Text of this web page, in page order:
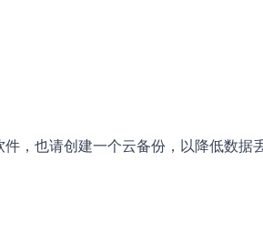
，也请创建一个云备份，以降低数据